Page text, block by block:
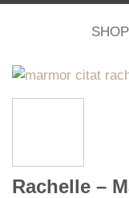
SHOP
Rachelle –